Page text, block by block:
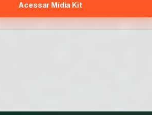
Acessar Mídia Kit